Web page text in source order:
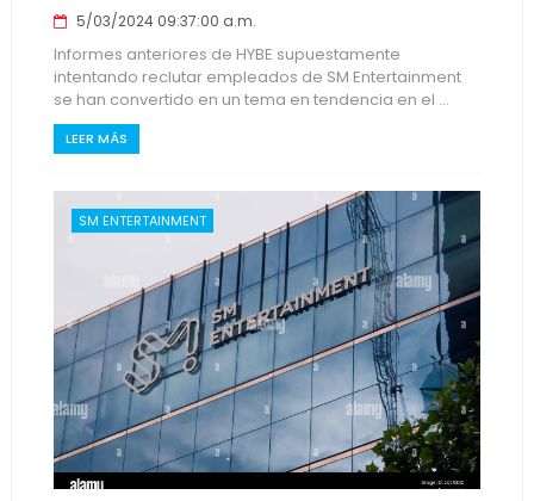
5/03/2024 09:37:00 a.m.
Informes anteriores de HYBE supuestamente
intentando reclutar empleados de SM Entertainment
se han convertido en un tema en tendencia en el ...
LEER MÁS
SM ENTERTAINMENT